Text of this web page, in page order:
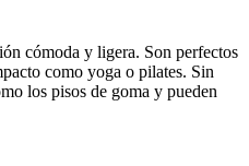
cómoda y ligera. Son perfectos
como yoga o pilates. Sin
los pisos de goma y pueden